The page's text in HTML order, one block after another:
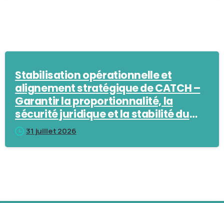
Stabilisation opérationnelle et
alignement stratégique de CATCH –
Garantir la proportionnalité, la
sécurité juridique et la stabilité du
marché
31 juillet 2026